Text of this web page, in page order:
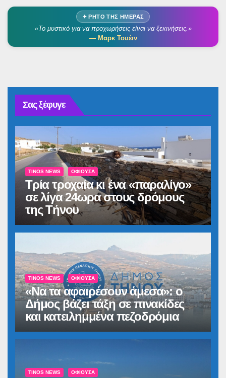
✦ ΡΗΤΌ ΤΗΣ ΗΜΈΡΑΣ
«Το μυστικό για να προχωρήσεις είναι να ξεκινήσεις.»
— Μαρκ Τουέιν
Σας ξέφυγε
TINOS NEWS ΟΦΙΟΎΣΑ
Τρία τροχαία κι ένα «παραλίγο»
σε λίγα 24ωρα στους δρόμους
της Τήνου
TINOS NEWS ΟΦΙΟΎΣΑ
«Να τα αφαιρέσουν άμεσα»: ο
Δήμος βάζει τάξη σε πινακίδες
και κατειλημμένα πεζοδρόμια
TINOS NEWS ΟΦΙΟΎΣΑ